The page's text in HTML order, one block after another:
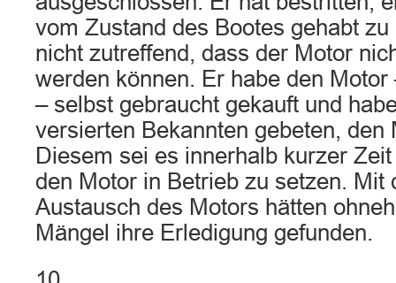
vom Zustand des Bootes gehabt
nicht zutreffend, dass der Motor
werden können. Er habe den
– selbst gebraucht gekauft und
versierten Bekannten gebeten, den
Diesem sei es innerhalb kurzer
den Motor in Betrieb zu setzen. Mit
Austausch des Motors hätten
Mängel ihre Erledigung gefunden.